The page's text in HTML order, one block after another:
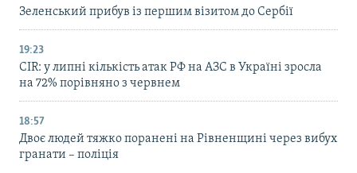
Зеленський прибув із першим візитом до Сербії
19:23
CIR: у липні кількість атак РФ на АЗС в Україні зросла
на 72% порівняно з червнем
18:57
Двоє людей тяжко поранені на Рівненщині через вибух
гранати – поліція